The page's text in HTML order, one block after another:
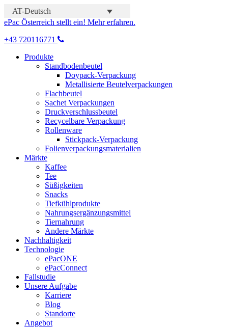
AT-Deutsch
ePac Österreich stellt ein! Mehr erfahren.
+43 720116771
Produkte
Standbodenbeutel
Doypack-Verpackung
Metallisierte Beutelverpackungen
Flachbeutel
Sachet Verpackungen
Druckverschlussbeutel
Recycelbare Verpackung
Rollenware
Stickpack-Verpackung
Folienverpackungsmaterialien
Märkte
Kaffee
Tee
Süßigkeiten
Snacks
Tiefkühlprodukte
Nahrungsergänzungsmittel
Tiernahrung
Andere Märkte
Nachhaltigkeit
Technologie
ePacONE
ePacConnect
Fallstudie
Unsere Aufgabe
Karriere
Blog
Standorte
Angebot